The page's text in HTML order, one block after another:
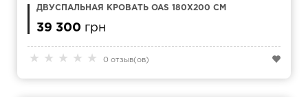
★ ★ ★ ★ ★ 0 отзыв(ов)
ДВУСПАЛЬНАЯ КРОВАТЬ OAS 180Х200 СМ
39 300 грн